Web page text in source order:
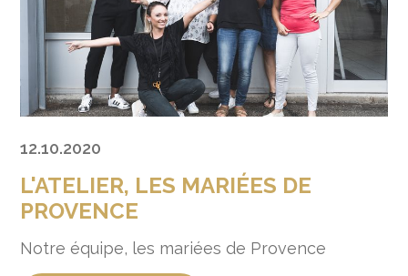
12.10.2020
L'ATELIER, LES MARIÉES DE
PROVENCE
Notre équipe, les mariées de Provence